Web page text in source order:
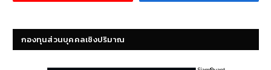
กองทุนส่วนบุคคลเชิงปริมาณ